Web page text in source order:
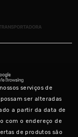
serviços de
ser alteradas
a partir da data de
com o endereço de
de produtos são